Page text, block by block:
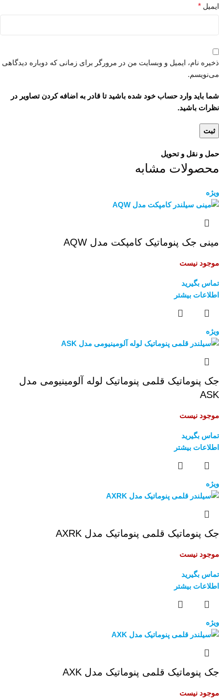
ایمیل *
ذخیره نام، ایمیل و وبسایت من در مرورگر برای زمانی که دوباره دیدگاهی
می‌نویسم.
شما باید وارد حساب خود شده باشید تا قادر به اضافه کردن تصاویر در
نظرات باشید.
حمل و نقل و تحویل
محصولات مشابه
ویژه
مینی جک پنوماتیک کامپکت مدل AQW
موجود نیست
تماس بگیرید
اطلاعات بیشتر
ویژه
جک پنوماتیک قلمی پنوماتیک لوله آلومینیومی مدل
ASK
موجود نیست
تماس بگیرید
اطلاعات بیشتر
ویژه
جک پنوماتیک قلمی پنوماتیک مدل AXRK
موجود نیست
تماس بگیرید
اطلاعات بیشتر
ویژه
جک پنوماتیک قلمی پنوماتیک مدل AXK
موجود نیست